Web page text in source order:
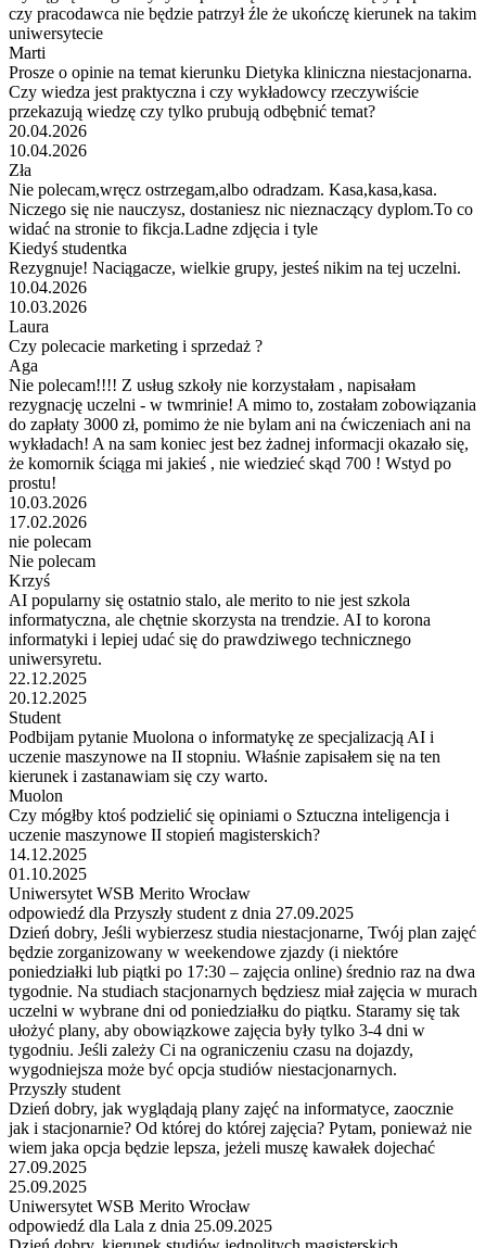
czy pracodawca nie będzie patrzył źle że ukończę kierunek na takim
uniwersytecie
Marti
Prosze o opinie na temat kierunku Dietyka kliniczna niestacjonarna.
Czy wiedza jest praktyczna i czy wykładowcy rzeczywiście
przekazują wiedzę czy tylko prubują odbębnić temat?
20.04.2026
10.04.2026
Zła
Nie polecam,wręcz ostrzegam,albo odradzam. Kasa,kasa,kasa.
Niczego się nie nauczysz, dostaniesz nic nieznaczący dyplom.To co
widać na stronie to fikcja.Ladne zdjęcia i tyle
Kiedyś studentka
Rezygnuje! Naciągacze, wielkie grupy, jesteś nikim na tej uczelni.
10.04.2026
10.03.2026
Laura
Czy polecacie marketing i sprzedaż ?
Aga
Nie polecam!!!! Z usług szkoły nie korzystałam , napisałam
rezygnację uczelni - w twmrinie! A mimo to, zostałam zobowiązania
do zapłaty 3000 zł, pomimo że nie bylam ani na ćwiczeniach ani na
wykładach! A na sam koniec jest bez żadnej informacji okazało się,
że komornik ściąga mi jakieś , nie wiedzieć skąd 700 ! Wstyd po
prostu!
10.03.2026
17.02.2026
nie polecam
Nie polecam
Krzyś
AI popularny się ostatnio stalo, ale merito to nie jest szkola
informatyczna, ale chętnie skorzysta na trendzie. AI to korona
informatyki i lepiej udać się do prawdziwego technicznego
uniwersyretu.
22.12.2025
20.12.2025
Student
Podbijam pytanie Muolona o informatykę ze specjalizacją AI i
uczenie maszynowe na II stopniu. Właśnie zapisałem się na ten
kierunek i zastanawiam się czy warto.
Muolon
Czy mógłby ktoś podzielić się opiniami o Sztuczna inteligencja i
uczenie maszynowe II stopień magisterskich?
14.12.2025
01.10.2025
Uniwersytet WSB Merito Wrocław
odpowiedź dla Przyszły student z dnia 27.09.2025
Dzień dobry, Jeśli wybierzesz studia niestacjonarne, Twój plan zajęć
będzie zorganizowany w weekendowe zjazdy (i niektóre
poniedziałki lub piątki po 17:30 – zajęcia online) średnio raz na dwa
tygodnie. Na studiach stacjonarnych będziesz miał zajęcia w murach
uczelni w wybrane dni od poniedziałku do piątku. Staramy się tak
ułożyć plany, aby obowiązkowe zajęcia były tylko 3-4 dni w
tygodniu. Jeśli zależy Ci na ograniczeniu czasu na dojazdy,
wygodniejsza może być opcja studiów niestacjonarnych.
Przyszły student
Dzień dobry, jak wyglądają plany zajęć na informatyce, zaocznie
jak i stacjonarnie? Od której do której zajęcia? Pytam, ponieważ nie
wiem jaka opcja będzie lepsza, jeżeli muszę kawałek dojechać
27.09.2025
25.09.2025
Uniwersytet WSB Merito Wrocław
odpowiedź dla Lala z dnia 25.09.2025